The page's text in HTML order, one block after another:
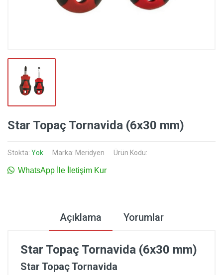
Star Topaç Tornavida (6x30 mm)
Stokta: Yok Marka: Meridyen Ürün Kodu:
WhatsApp İle İletişim Kur
Açıklama Yorumlar
Star Topaç Tornavida (6x30 mm)
Star Topaç Tornavida